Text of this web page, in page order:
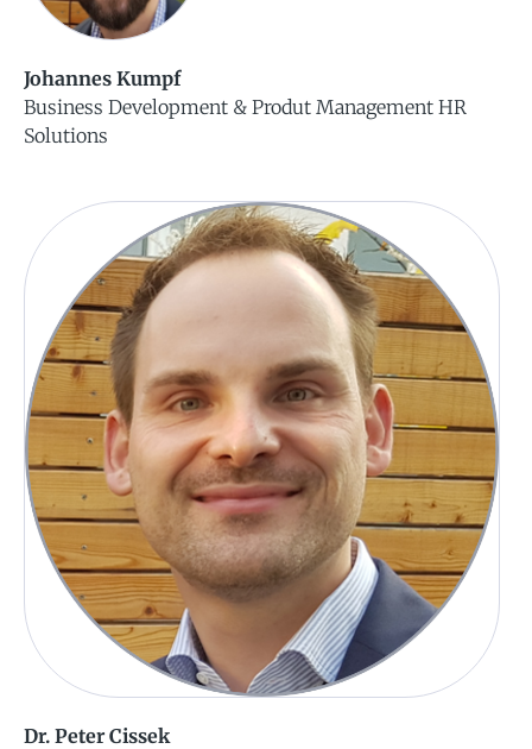
Johannes Kumpf
Business Development & Produt Management HR
Solutions
Dr. Peter Cissek